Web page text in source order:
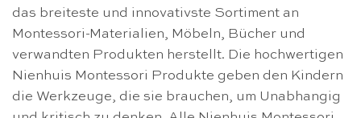
das breiteste und innovativste Sortiment an
Montessori-Materialien, Möbeln, Bücher und
verwandten Produkten herstellt. Die hochwertigen
Nienhuis Montessori Produkte geben den Kindern
die Werkzeuge, die sie brauchen, um Unabhangig